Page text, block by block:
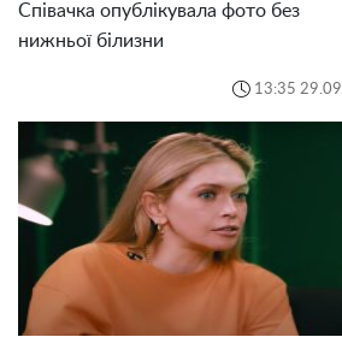
Співачка опублікувала фото без
нижньої білизни
13:35 29.09